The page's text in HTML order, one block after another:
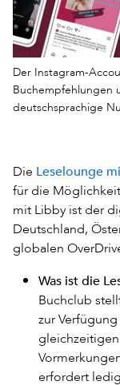
Der Instagram-
Buchempfehlungen
deutschsprachige
Die Leselounge
für die
mit Libby ist der
Deutschland,
globalen
Was ist die
Buchclub
zur
erfordert